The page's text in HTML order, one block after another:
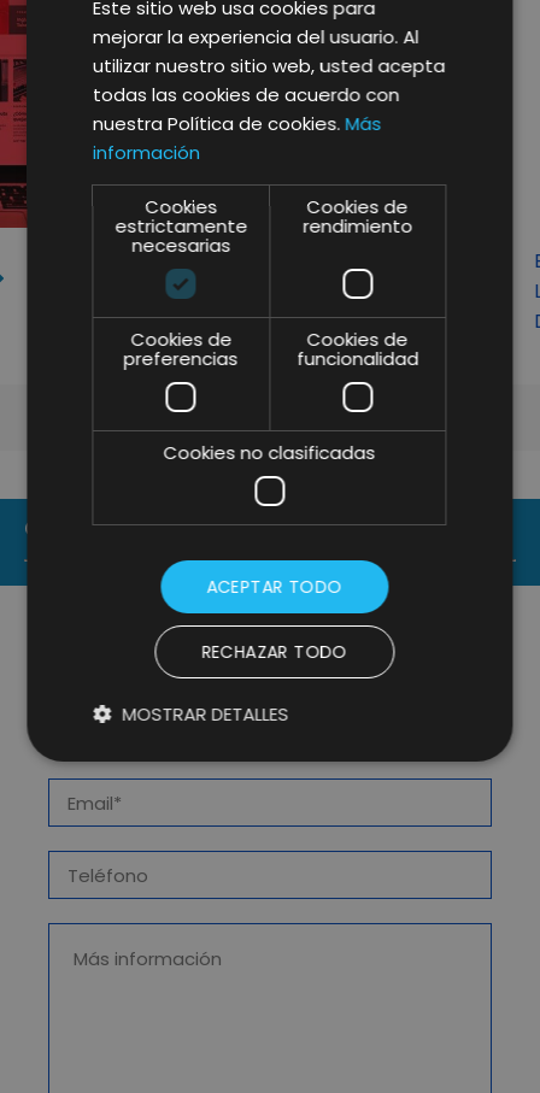
DOOZY CONFÍA EN EL EQUIPO DE
LIFTING GROUP PARA LA
CREACIÓN DE...
CONTACT US
Este sitio web usa cookies para
mejorar la experiencia del usuario. Al
utilizar nuestro sitio web, usted acepta
todas las cookies de acuerdo con
nuestra Política de cookies.Más
información
Cookies
estrictamente
necesarias
Cookies de
rendimiento
Cookies de
preferencias
Cookies de
funcionalidad
Cookies no clasificadas
ACEPTAR TODO
RECHAZAR TODO
MOSTRAR DETALLES